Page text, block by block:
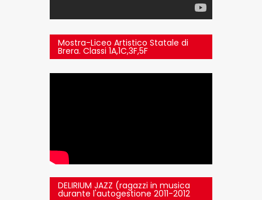
Mostra-Liceo Artistico Statale di
Brera. Classi 1A,1C,3F,5F
DELIRIUM JAZZ (ragazzi in musica
durante l'autogestione 2011-2012